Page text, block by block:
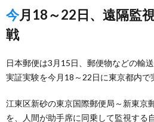
今月18～22日、遠隔監視パターンにも挑
戦
日本郵便は3月15日、郵便物などの輸
実証実験を今月18～22日に東京都内で
江東区新砂の東京国際郵便局～新東京
を、人間が助手席に同乗して監視する